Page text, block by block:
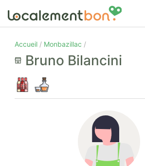
Accueil Monbazillac
Bruno Bilancini